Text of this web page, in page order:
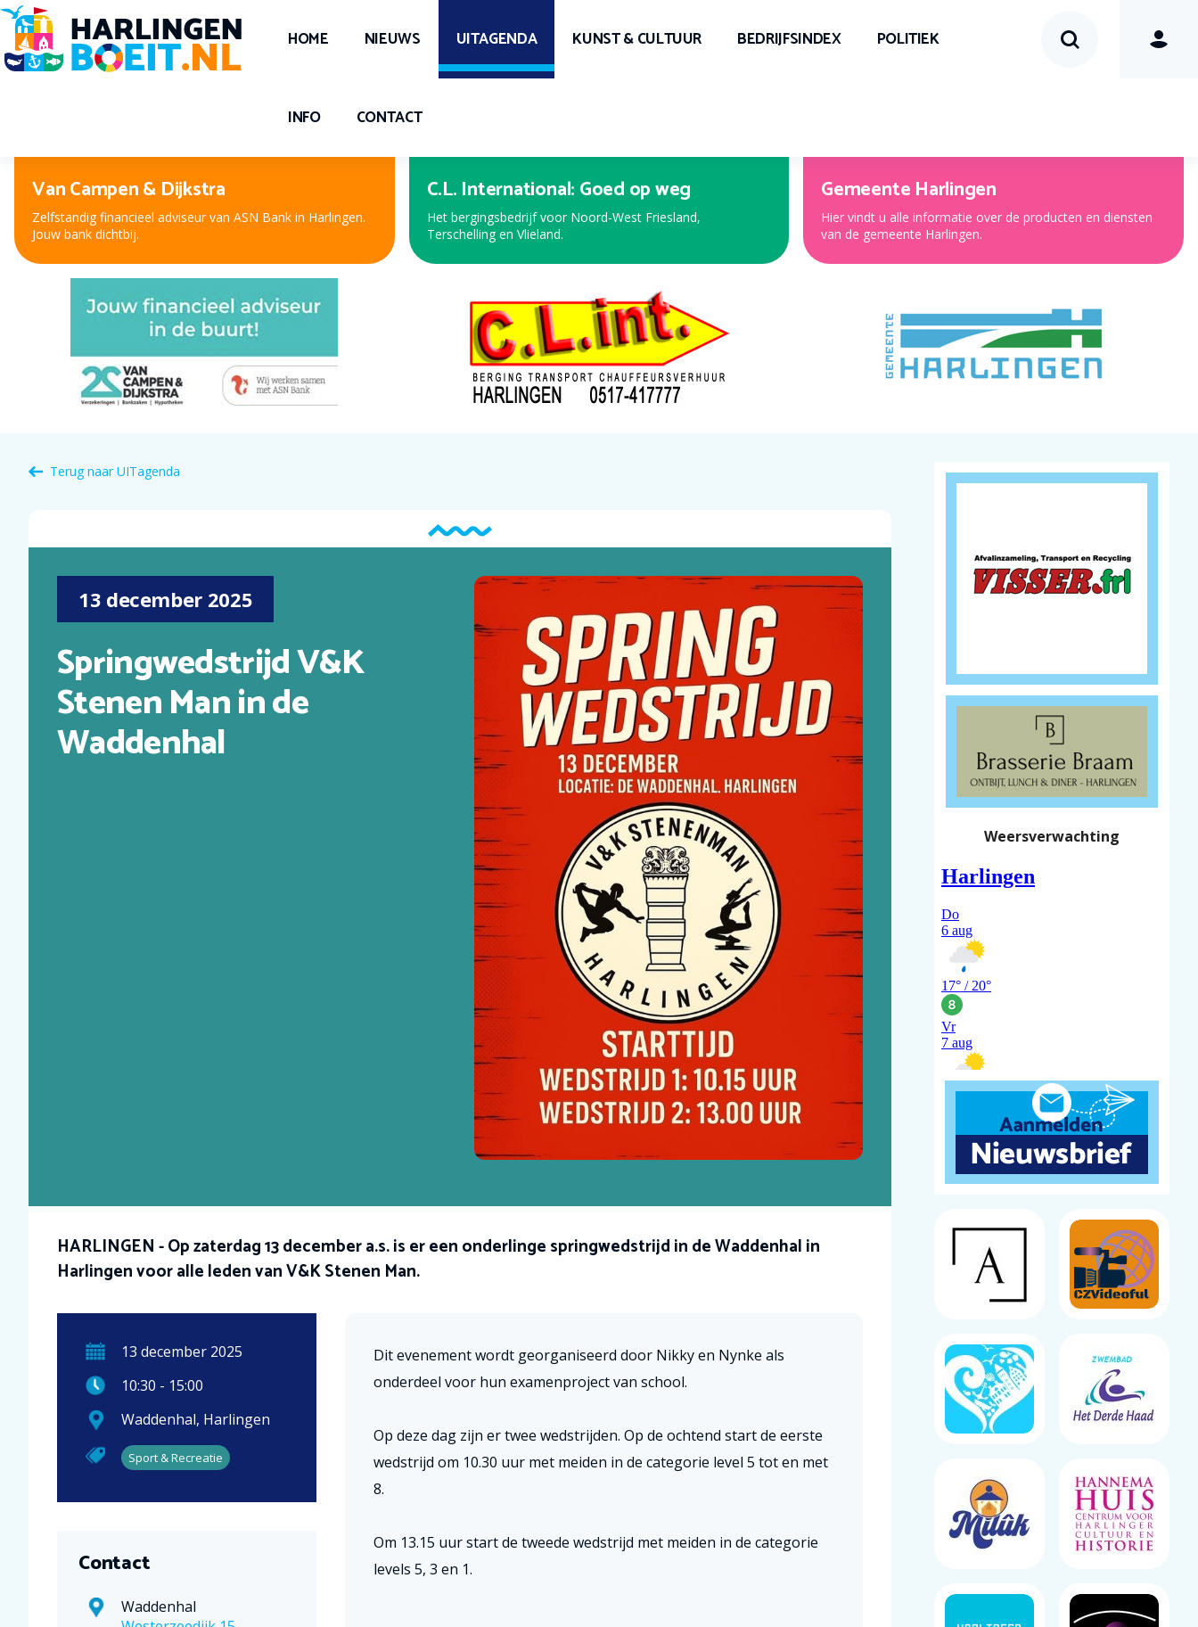
HOME NIEUWS UITAGENDA KUNST & CULTUUR BEDRIJFSINDEX POLITIEK
INFO CONTACT
Peter Kuiper, voor oog en oor
Nieuwe bril, contactlenzen of hooroplossing? Bij Peter
Kuiper, dé opticien en audicien bent u aan het juiste adres.
Expert Harlingen
Bekijk de nieuwe folder met de beste aanbiedingen!
Gemeente Harlingen
Hier vindt u alle informatie over de producten en diensten
van de gemeente Harlingen.
Terug naar UITagenda
13 december 2025
Springwedstrijd V&K
Stenen Man in de
Waddenhal
HARLINGEN - Op zaterdag 13 december a.s. is er een onderlinge springwedstrijd in de Waddenhal in
Harlingen voor alle leden van V&K Stenen Man.
13 december 2025
10:30 - 15:00
Waddenhal, Harlingen
Sport & Recreatie
Contact
Waddenhal
Dit evenement wordt georganiseerd door Nikky en Nynke als
onderdeel voor hun examenproject van school.
Op deze dag zijn er twee wedstrijden. Op de ochtend start de eerste
wedstrijd om 10.30 uur met meiden in de categorie level 5 tot en met
8.
Om 13.15 uur start de tweede wedstrijd met meiden in de categorie
levels 5, 3 en 1.
Weersverwachting